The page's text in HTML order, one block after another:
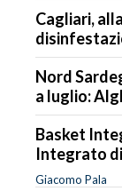
Cagliari,
Nord
a luglio:
Basket
Integrato
Giacomo Pala